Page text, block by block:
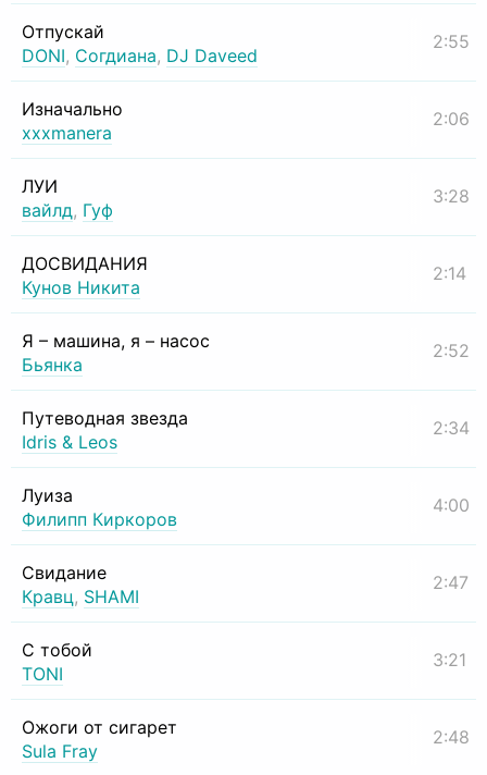
Отпускай
DONI, Согдиана, DJ Daveed
2:55
Изначально
xxxmanera
2:06
ЛУИ
вайлд, Гуф
3:28
ДОСВИДАНИЯ
Кунов Никита
2:14
Я – машина, я – насос
Бьянка
2:52
Путеводная звезда
Idris & Leos
2:34
Луиза
Филипп Киркоров
4:00
Свидание
Кравц, SHAMI
2:47
С тобой
TONI
3:21
Ожоги от сигарет
Sula Fray
2:48